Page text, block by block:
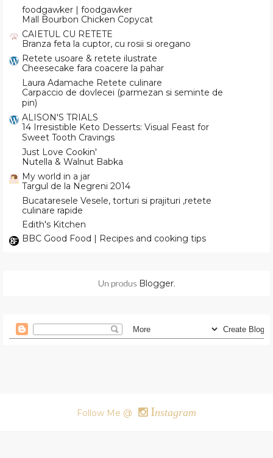
foodgawker | foodgawker
Mall Bourbon Chicken Copycat
CAIETUL CU RETETE
Branza feta la cuptor, cu rosii si oregano
Retete usoare & retete ilustrate
Cheesecake fara coacere la pahar
Laura Adamache Retete culinare
Carpaccio de dovlecei (parmezan si seminte de
pin)
ALISON'S TRIALS
14 Irresistible Keto Desserts: Visual Feast for
Sweet Tooth Cravings
Just Love Cookin'
Nutella & Walnut Babka
My world in a jar
Targul de la Negreni 2014
Bucataresele Vesele, torturi si prajituri ,retete
culinare rapide
Edith's Kitchen
BBC Good Food | Recipes and cooking tips
Un produs Blogger.
Follow Me @ Instagram